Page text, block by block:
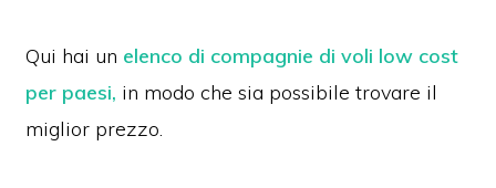
Qui hai un elenco di compagnie di voli low cost
per paesi, in modo che sia possibile trovare il
miglior prezzo.